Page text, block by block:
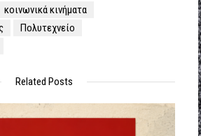
κοινωνικά κινήματα
Πολυτεχνείο
Related Posts